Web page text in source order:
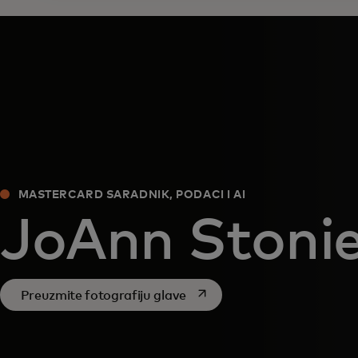
MASTERCARD SARADNIK, PODACI I AI
JoAnn
Preuzmite fotografiju glaveopens in a new tab